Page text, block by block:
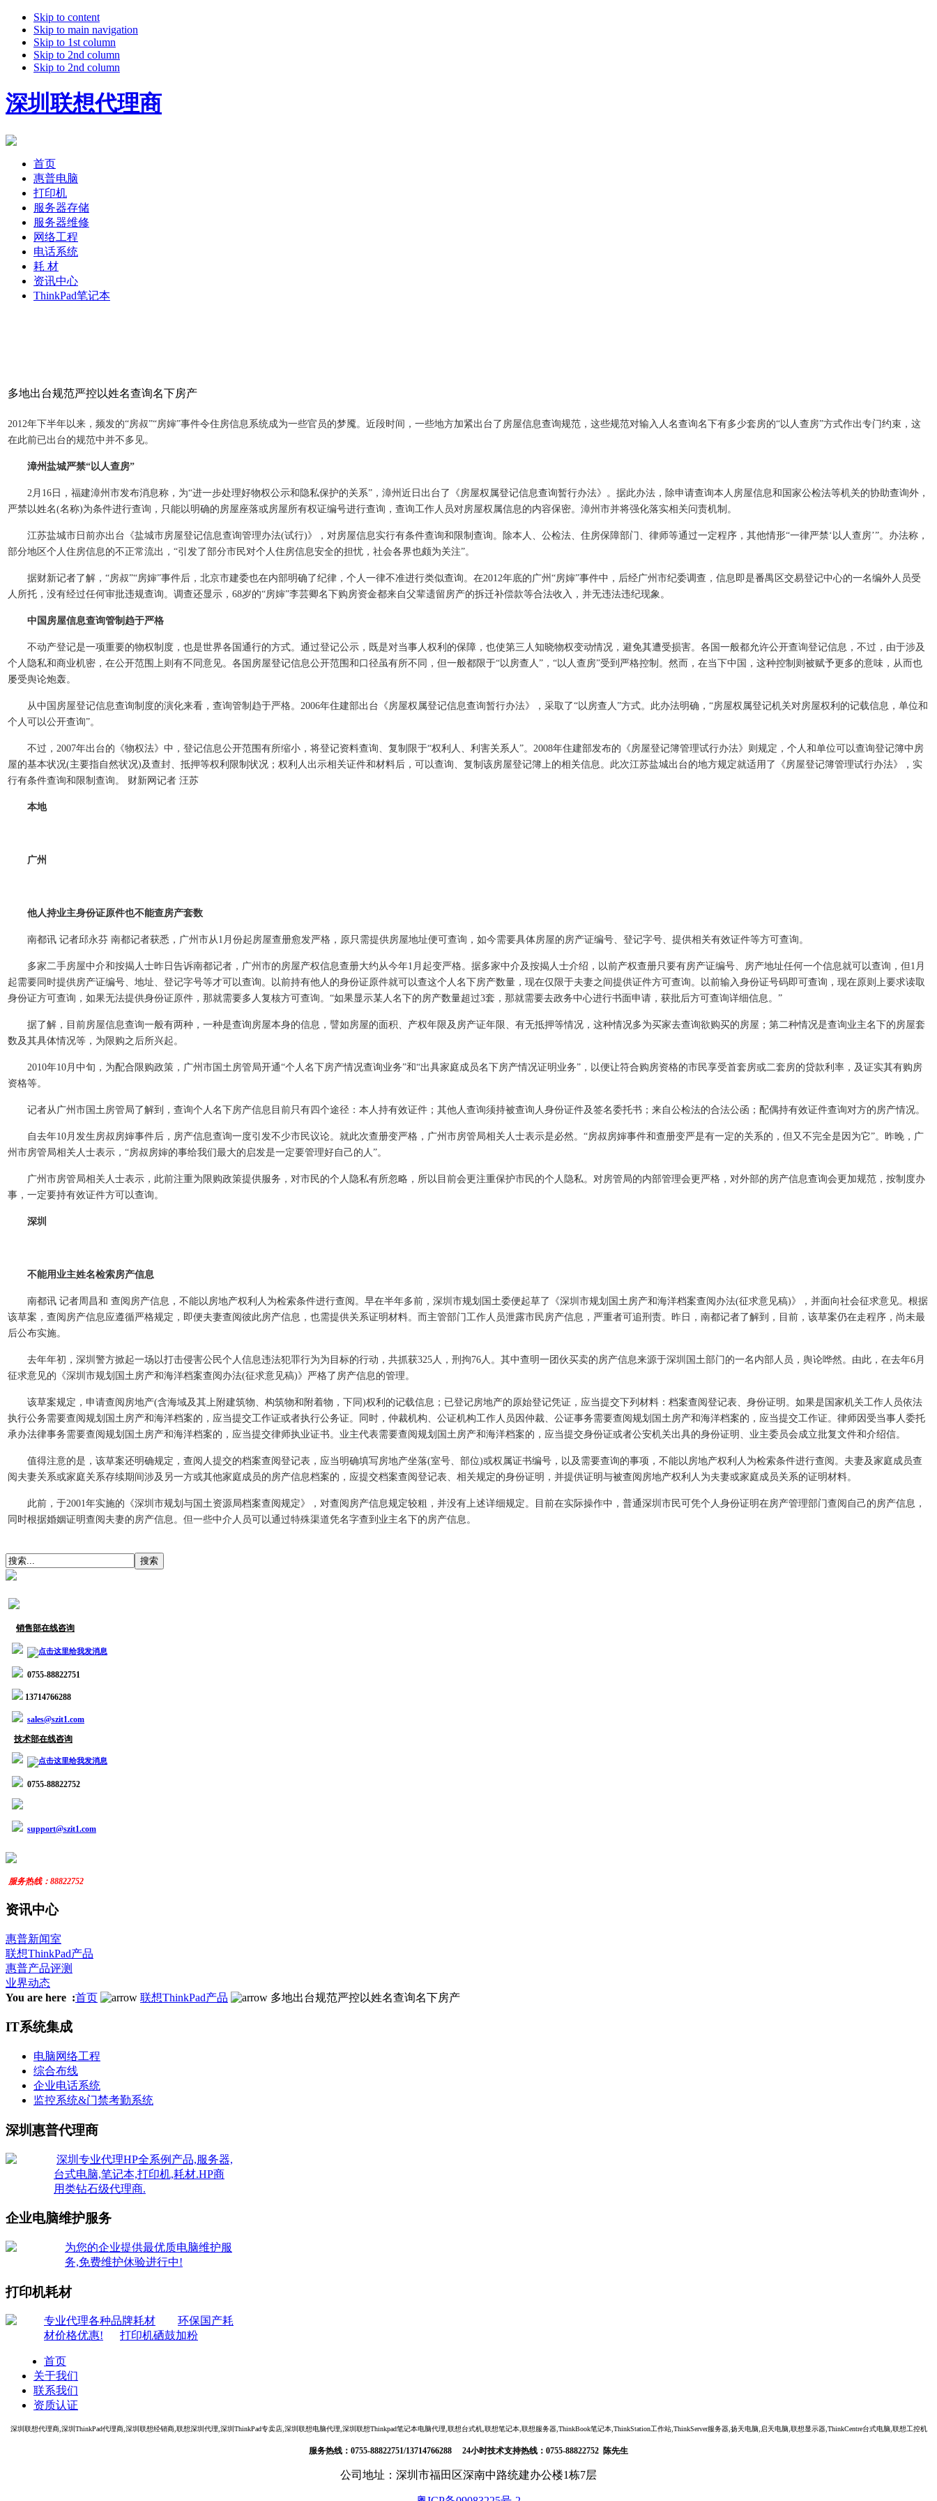
Skip to content
Skip to main navigation
Skip to 1st column
Skip to 2nd column
Skip to 2nd column
深圳联想代理商
首页
惠普电脑
打印机
服务器存储
服务器维修
网络工程
电话系统
耗 材
资讯中心
ThinkPad笔记本
多地出台规范严控以姓名查询名下房产
2012年下半年以来，频发的“房叔”“房婶”事件令住房信息系统成为一些官员的梦魇。近段时间，一些地方加紧出台了房屋信息查询规范，这些规范对输入人名查询名下有多少套房的“以人查房”方式作出专门约束，这
在此前已出台的规范中并不多见。
漳州盐城严禁“以人查房”
2月16日，福建漳州市发布消息称，为“进一步处理好物权公示和隐私保护的关系”，漳州近日出台了《房屋权属登记信息查询暂行办法》。据此办法，除申请查询本人房屋信息和国家公检法等机关的协助查询外，
严禁以姓名(名称)为条件进行查询，只能以明确的房屋座落或房屋所有权证编号进行查询，查询工作人员对房屋权属信息的内容保密。漳州市并将强化落实相关问责机制。
江苏盐城市日前亦出台《盐城市房屋登记信息查询管理办法(试行)》，对房屋信息实行有条件查询和限制查询。除本人、公检法、住房保障部门、律师等通过一定程序，其他情形“一律严禁‘以人查房’”。办法称，
部分地区个人住房信息的不正常流出，“引发了部分市民对个人住房信息安全的担忧，社会各界也颇为关注”。
据财新记者了解，“房叔”“房婶”事件后，北京市建委也在内部明确了纪律，个人一律不准进行类似查询。在2012年底的广州“房婶”事件中，后经广州市纪委调查，信息即是番禺区交易登记中心的一名编外人员受
人所托，没有经过任何审批违规查询。调查还显示，68岁的“房婶”李芸卿名下购房资金都来自父辈遗留房产的拆迁补偿款等合法收入，并无违法违纪现象。
中国房屋信息查询管制趋于严格
不动产登记是一项重要的物权制度，也是世界各国通行的方式。通过登记公示，既是对当事人权利的保障，也使第三人知晓物权变动情况，避免其遭受损害。各国一般都允许公开查询登记信息，不过，由于涉及
个人隐私和商业机密，在公开范围上则有不同意见。各国房屋登记信息公开范围和口径虽有所不同，但一般都限于“以房查人”，“以人查房”受到严格控制。然而，在当下中国，这种控制则被赋予更多的意味，从而也
屡受舆论炮轰。
从中国房屋登记信息查询制度的演化来看，查询管制趋于严格。2006年住建部出台《房屋权属登记信息查询暂行办法》，采取了“以房查人”方式。此办法明确，“房屋权属登记机关对房屋权利的记载信息，单位和
个人可以公开查询”。
不过，2007年出台的《物权法》中，登记信息公开范围有所缩小，将登记资料查询、复制限于“权利人、利害关系人”。2008年住建部发布的《房屋登记簿管理试行办法》则规定，个人和单位可以查询登记簿中房
屋的基本状况(主要指自然状况)及查封、抵押等权利限制状况；权利人出示相关证件和材料后，可以查询、复制该房屋登记簿上的相关信息。此次江苏盐城出台的地方规定就适用了《房屋登记簿管理试行办法》，实
行有条件查询和限制查询。 财新网记者 汪苏
本地
广州
他人持业主身份证原件也不能查房产套数
南都讯 记者邱永芬 南都记者获悉，广州市从1月份起房屋查册愈发严格，原只需提供房屋地址便可查询，如今需要具体房屋的房产证编号、登记字号、提供相关有效证件等方可查询。
多家二手房屋中介和按揭人士昨日告诉南都记者，广州市的房屋产权信息查册大约从今年1月起变严格。据多家中介及按揭人士介绍，以前产权查册只要有房产证编号、房产地址任何一个信息就可以查询，但1月
起需要同时提供房产证编号、地址、登记字号等才可以查询。以前持有他人的身份证原件就可以查这个人名下房产数量，现在仅限于夫妻之间提供证件方可查询。以前输入身份证号码即可查询，现在原则上要求读取
身份证方可查询，如果无法提供身份证原件，那就需要多人复核方可查询。“如果显示某人名下的房产数量超过3套，那就需要去政务中心进行书面申请，获批后方可查询详细信息。”
据了解，目前房屋信息查询一般有两种，一种是查询房屋本身的信息，譬如房屋的面积、产权年限及房产证年限、有无抵押等情况，这种情况多为买家去查询欲购买的房屋；第二种情况是查询业主名下的房屋套
数及其具体情况等，为限购之后所兴起。
2010年10月中旬，为配合限购政策，广州市国土房管局开通“个人名下房产情况查询业务”和“出具家庭成员名下房产情况证明业务”，以便让符合购房资格的市民享受首套房或二套房的贷款利率，及证实其有购房
资格等。
记者从广州市国土房管局了解到，查询个人名下房产信息目前只有四个途径：本人持有效证件；其他人查询须持被查询人身份证件及签名委托书；来自公检法的合法公函；配偶持有效证件查询对方的房产情况。
自去年10月发生房叔房婶事件后，房产信息查询一度引发不少市民议论。就此次查册变严格，广州市房管局相关人士表示是必然。“房叔房婶事件和查册变严是有一定的关系的，但又不完全是因为它”。昨晚，广
州市房管局相关人士表示，“房叔房婶的事给我们最大的启发是一定要管理好自己的人”。
广州市房管局相关人士表示，此前注重为限购政策提供服务，对市民的个人隐私有所忽略，所以目前会更注重保护市民的个人隐私。对房管局的内部管理会更严格，对外部的房产信息查询会更加规范，按制度办
事，一定要持有效证件方可以查询。
深圳
不能用业主姓名检索房产信息
南都讯 记者周昌和 查阅房产信息，不能以房地产权利人为检索条件进行查阅。早在半年多前，深圳市规划国土委便起草了《深圳市规划国土房产和海洋档案查阅办法(征求意见稿)》，并面向社会征求意见。根据
该草案，查阅房产信息应遵循严格规定，即便夫妻查阅彼此房产信息，也需提供关系证明材料。而主管部门工作人员泄露市民房产信息，严重者可追刑责。昨日，南都记者了解到，目前，该草案仍在走程序，尚未最
后公布实施。
去年年初，深圳警方掀起一场以打击侵害公民个人信息违法犯罪行为为目标的行动，共抓获325人，刑拘76人。其中查明一团伙买卖的房产信息来源于深圳国土部门的一名内部人员，舆论哗然。由此，在去年6月
征求意见的《深圳市规划国土房产和海洋档案查阅办法(征求意见稿)》严格了房产信息的管理。
该草案规定，申请查阅房地产(含海域及其上附建筑物、构筑物和附着物，下同)权利的记载信息；已登记房地产的原始登记凭证，应当提交下列材料：档案查阅登记表、身份证明。如果是国家机关工作人员依法
执行公务需要查阅规划国土房产和海洋档案的，应当提交工作证或者执行公务证。同时，仲裁机构、公证机构工作人员因仲裁、公证事务需要查阅规划国土房产和海洋档案的，应当提交工作证。律师因受当事人委托
承办法律事务需要查阅规划国土房产和海洋档案的，应当提交律师执业证书。业主代表需要查阅规划国土房产和海洋档案的，应当提交身份证或者公安机关出具的身份证明、业主委员会成立批复文件和介绍信。
值得注意的是，该草案还明确规定，查阅人提交的档案查阅登记表，应当明确填写房地产坐落(室号、部位)或权属证书编号，以及需要查询的事项，不能以房地产权利人为检索条件进行查阅。夫妻及家庭成员查
阅夫妻关系或家庭关系存续期间涉及另一方或其他家庭成员的房产信息档案的，应提交档案查阅登记表、相关规定的身份证明，并提供证明与被查阅房地产权利人为夫妻或家庭成员关系的证明材料。
此前，于2001年实施的《深圳市规划与国土资源局档案查阅规定》，对查阅房产信息规定较粗，并没有上述详细规定。目前在实际操作中，普通深圳市民可凭个人身份证明在房产管理部门查阅自己的房产信息，
同时根据婚姻证明查阅夫妻的房产信息。但一些中介人员可以通过特殊渠道凭名字查到业主名下的房产信息。
销售部在线咨询
0755-88822751
13714766288
sales@szit1.com
技术部在线咨询
0755-88822752
support@szit1.com
服务热线： 88822752
资讯中心
惠普新闻室
联想ThinkPad产品
惠普产品评测
业界动态
You are here :首页 联想ThinkPad产品 多地出台规范严控以姓名查询名下房产
IT系统集成
电脑网络工程
综合布线
企业电话系统
监控系统&门禁考勤系统
深圳惠普代理商
深圳专业代理HP全系例产品,服务器,
台式电脑,笔记本,打印机,耗材.HP商
用类钻石级代理商.
企业电脑维护服务
为您的企业提供最优质电脑维护服
务,免费维护休验进行中!
打印机耗材
专业代理各种品牌耗材
环保国产耗
材价格优惠!
打印机硒鼓加粉
首页
关于我们
联系我们
资质认证
深圳联想代理商,深圳ThinkPad代理商,深圳联想经销商,联想深圳代理,深圳ThinkPad专卖店,深圳联想电脑代理,深圳联想Thinkpad笔记本电脑代理,联想台式机,联想笔记本,联想服务器,ThinkBook笔记本,ThinkStation工作站,ThinkServer服务器,扬天电脑,启天电脑,联想显示器,ThinkCentre台式电脑,联想工控机
服务热线：0755-88822751/13714766288 24小时技术支持热线：0755-88822752 陈先生
公司地址：深圳市福田区深南中路统建办公楼1栋7层